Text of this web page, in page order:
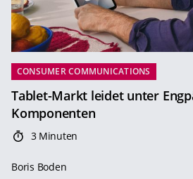
CONSUMER COMMUNICATIONS
Tablet-Markt leidet unter
Komponenten
3 Minuten
Boris Boden